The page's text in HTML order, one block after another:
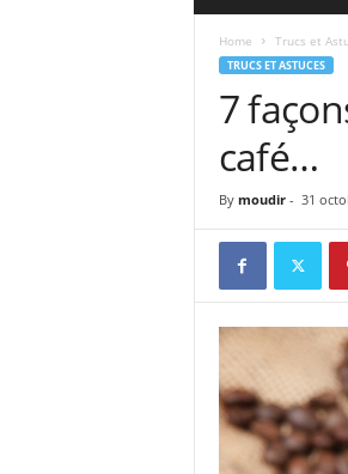
Home Trucs et
TRUCS ET ASTUCES
7
café…
By moudir- 31